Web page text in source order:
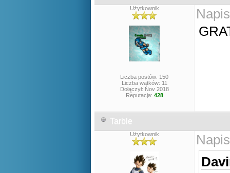
Użytkownik
Liczba postów: 150
Liczba wątków: 11
Dołączył: Nov 2018
Reputacja: 428
Tarble
Użytkownik